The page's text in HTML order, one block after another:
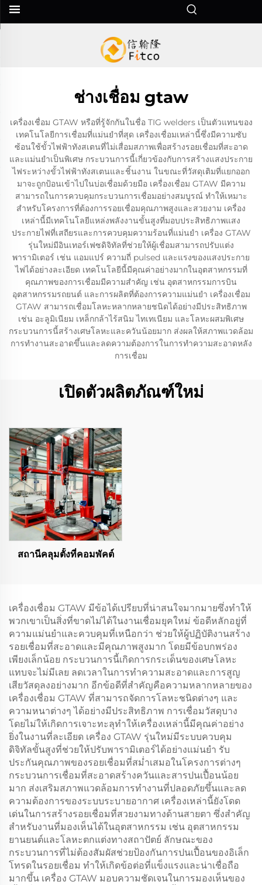
ช่างเชื่อม gtaw
เครื่องเชื่อม GTAW หรือที่รู้จักกันในชื่อ TIG welders เป็นตัวแทนของ
เทคโนโลยีการเชื่อมที่แม่นยำที่สุด เครื่องเชื่อมเหล่านี้ซึ่งมีความซับ
ซ้อนใช้ขั้วไฟฟ้าทังสเตนที่ไม่เสื่อมสภาพเพื่อสร้างรอยเชื่อมที่สะอาด
และแม่นยำเป็นพิเศษ กระบวนการนี้เกี่ยวข้องกับการสร้างแสงประกาย
ไฟระหว่างขั้วไฟฟ้าทังสเตนและชิ้นงาน ในขณะที่วัสดุเติมที่แยกออก
มาจะถูกป้อนเข้าไปในบ่อเชื่อมด้วยมือ เครื่องเชื่อม GTAW มีความ
สามารถในการควบคุมกระบวนการเชื่อมอย่างสมบูรณ์ ทำให้เหมาะ
สำหรับโครงการที่ต้องการรอยเชื่อมคุณภาพสูงและสวยงาม เครื่อง
เหล่านี้มีเทคโนโลยีแหล่งพลังงานขั้นสูงที่มอบประสิทธิภาพแสง
ประกายไฟที่เสถียรและการควบคุมความร้อนที่แม่นยำ เครื่อง GTAW
รุ่นใหม่มีอินเทอร์เฟซดิจิทัลที่ช่วยให้ผู้เชื่อมสามารถปรับแต่ง
พารามิเตอร์ เช่น แอมแปร์ ความถี่ pulsed และแรงของแสงประกาย
ไฟได้อย่างละเอียด เทคโนโลยีนี้มีคุณค่าอย่างมากในอุตสาหกรรมที่
คุณภาพของการเชื่อมมีความสำคัญ เช่น อุตสาหกรรมการบิน
อุตสาหกรรมรถยนต์ และการผลิตที่ต้องการความแม่นยำ เครื่องเชื่อม
GTAW สามารถเชื่อมโลหะหลากหลายชนิดได้อย่างมีประสิทธิภาพ
เช่น อะลูมิเนียม เหล็กกล้าไร้สนิม ไทเทเนียม และโลหะผสมพิเศษ
กระบวนการนี้สร้างเศษโลหะและควันน้อยมาก ส่งผลให้สภาพแวดล้อม
การทำงานสะอาดขึ้นและลดความต้องการในการทำความสะอาดหลัง
การเชื่อม
เปิดตัวผลิตภัณฑ์ใหม่
สถานีคลุมตั้งที่คอมพัคต์
เครื่องเชื่อม GTAW มีข้อได้เปรียบที่น่าสนใจมากมายซึ่งทำให้
พวกเขาเป็นสิ่งที่ขาดไม่ได้ในงานเชื่อมยุคใหม่ ข้อดีหลักอยู่ที่
ความแม่นยำและควบคุมที่เหนือกว่า ช่วยให้ผู้ปฏิบัติงานสร้าง
รอยเชื่อมที่สะอาดและมีคุณภาพสูงมาก โดยมีข้อบกพร่อง
เพียงเล็กน้อย กระบวนการนี้เกิดการกระเด็นของเศษโลหะ
แทบจะไม่มีเลย ลดเวลาในการทำความสะอาดและการสูญ
เสียวัสดุลงอย่างมาก อีกข้อดีที่สำคัญคือความหลากหลายของ
เครื่องเชื่อม GTAW ที่สามารถจัดการโลหะชนิดต่างๆ และ
ความหนาต่างๆ ได้อย่างมีประสิทธิภาพ การเชื่อมวัสดุบาง
โดยไม่ให้เกิดการเจาะทะลุทำให้เครื่องเหล่านี้มีคุณค่าอย่าง
ยิ่งในงานที่ละเอียด เครื่อง GTAW รุ่นใหม่มีระบบควบคุม
ดิจิทัลขั้นสูงที่ช่วยให้ปรับพารามิเตอร์ได้อย่างแม่นยำ รับ
ประกันคุณภาพของรอยเชื่อมที่สม่ำเสมอในโครงการต่างๆ
กระบวนการเชื่อมที่สะอาดสร้างควันและสารปนเปื้อนน้อย
มาก ส่งเสริมสภาพแวดล้อมการทำงานที่ปลอดภัยขึ้นและลด
ความต้องการของระบบระบายอากาศ เครื่องเหล่านี้ยังโดด
เด่นในการสร้างรอยเชื่อมที่สวยงามทางด้านสายตา ซึ่งสำคัญ
สำหรับงานที่มองเห็นได้ในอุตสาหกรรม เช่น อุตสาหกรรม
ยานยนต์และโลหะตกแต่งทางสถาปัตย์ ลักษณะของ
กระบวนการที่ไม่ต้องสัมผัสช่วยป้องกันการปนเปื้อนของอิเล็ก
โทรดในรอยเชื่อม ทำให้เกิดข้อต่อที่แข็งแรงและน่าเชื่อถือ
มากขึ้น เครื่อง GTAW มอบความชัดเจนในการมองเห็นของ